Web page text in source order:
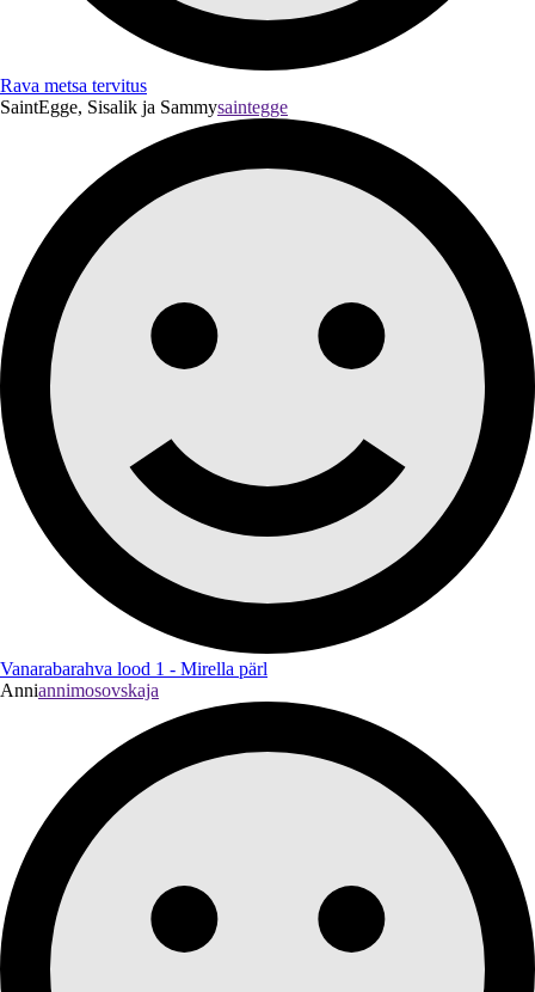
Rava metsa tervitus
SaintEgge, Sisalik ja Sammysaintegge
Vanarabarahva lood 1 - Mirella pärl
Anniannimosovskaja